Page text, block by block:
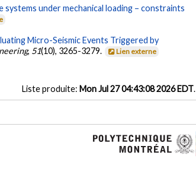
under mechanical loading – constraints
Micro-Seismic Events Triggered by
, 51(10), 3265-3279. Lien externe
Liste produite: Mon Jul 27 04:43:08 2026 EDT.